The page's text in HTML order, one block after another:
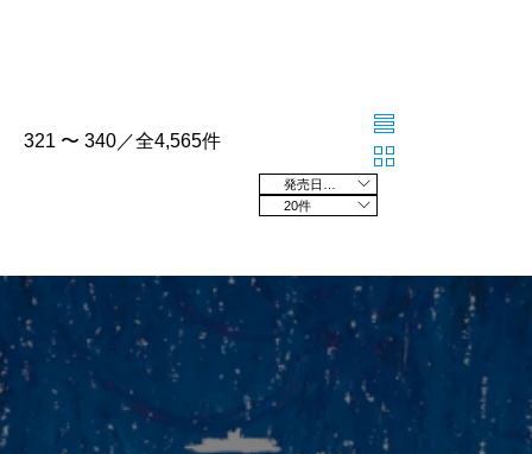
321 〜 340／全4,565件
20件